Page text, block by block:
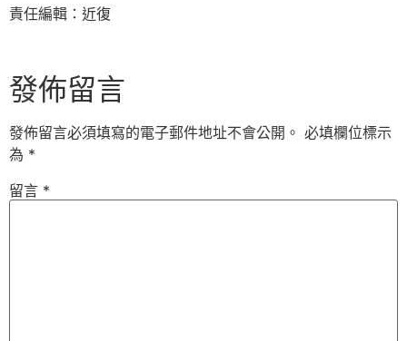
責任編輯：近復
發佈留言
發佈留言必須填寫的電子郵件地址不會公開。 必填欄位標示
為 *
留言 *